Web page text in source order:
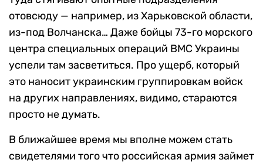
отовсюду — например, из Харьковской области,
из-под Волчанска… Даже бойцы 73-го морского
центра специальных операций ВМС Украины
успели там засветиться. Про ущерб, который
это наносит украинским группировкам войск
на других направлениях, видимо, стараются
просто не думать.
В ближайшее время мы вполне можем стать
свидетелями того что российская армия займет